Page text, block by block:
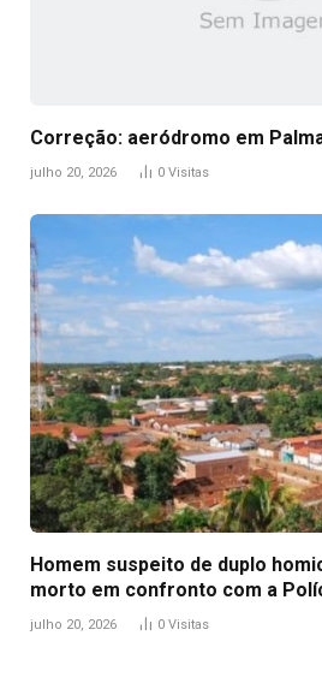
Correção: aeródromo em
julho 20, 2026 0 Visitas
Homem suspeito de duplo
morto em confronto com a
julho 20, 2026 0 Visitas